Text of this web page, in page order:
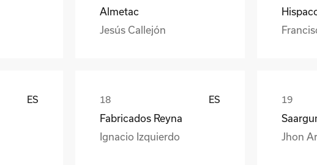
Almetac
Jesús Callejón
ES ES
Fabricados Reyna
Ignacio Izquierdo
Jhon